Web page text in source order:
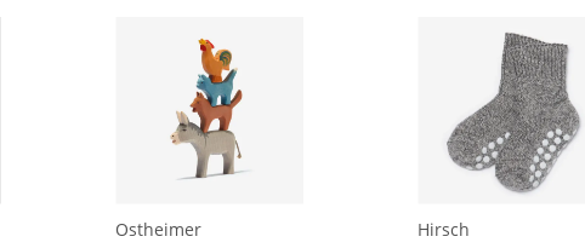
Ostheimer Hirsch